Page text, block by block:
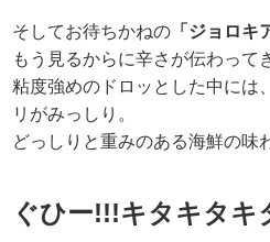
そしてお待ちかねの 「ジョロキ
もう見るからに辛さが伝わって
粘度強めのドロッとした中には
リがみっしり。
どっしりと重みのある海鮮の
ぐひー!!!キタキタキ